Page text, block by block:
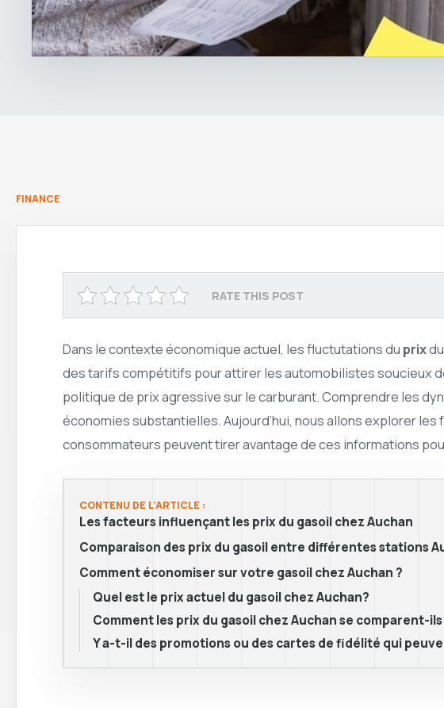
FINANCE
RATE THIS POST
Dans le contexte économique actuel, les fluctutations du prixdu
des tarifs compétitifs pour attirer les automobilistes soucieux
politique de prix agressive sur le carburant. Comprendre les
économies substantielles. Aujourd’hui, nous allons explorer
consommateurs peuvent tirer avantage de ces informations
CONTENU DE L'ARTICLE :
Les facteurs influençant les prix du gasoil chez Auchan
Comparaison des prix du gasoil entre différentes stations
Comment économiser sur votre gasoil chez Auchan ?
Quel est le prix actuel du gasoil chez Auchan?
Comment les prix du gasoil chez Auchan se comparent-
Y a-t-il des promotions ou des cartes de fidélité qui